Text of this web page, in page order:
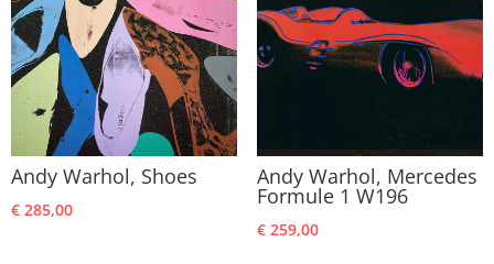
Andy Warhol, Shoes
€ 285,00
Andy Warhol, Mercedes
Formule 1 W196
€259,00